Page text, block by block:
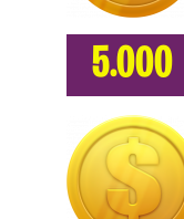
5.000